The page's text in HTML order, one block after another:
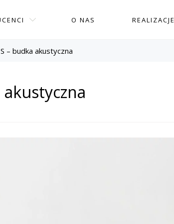
O NAS REALIZACJE
– budka akustyczna
akustyczna